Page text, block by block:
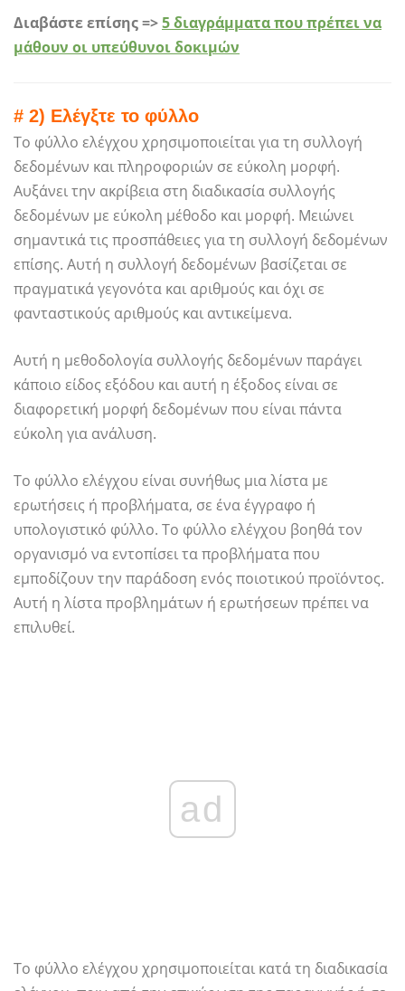
Διαβάστε επίσης =>5 διαγράμματα που πρέπει να
μάθουν οι υπεύθυνοι δοκιμών
# 2) Ελέγξτε το φύλλο
Το φύλλο ελέγχου χρησιμοποιείται για τη συλλογή
δεδομένων και πληροφοριών σε εύκολη μορφή.
Αυξάνει την ακρίβεια στη διαδικασία συλλογής
δεδομένων με εύκολη μέθοδο και μορφή. Μειώνει
σημαντικά τις προσπάθειες για τη συλλογή δεδομένων
επίσης. Αυτή η συλλογή δεδομένων βασίζεται σε
πραγματικά γεγονότα και αριθμούς και όχι σε
φανταστικούς αριθμούς και αντικείμενα.
Αυτή η μεθοδολογία συλλογής δεδομένων παράγει
κάποιο είδος εξόδου και αυτή η έξοδος είναι σε
διαφορετική μορφή δεδομένων που είναι πάντα
εύκολη για ανάλυση.
Το φύλλο ελέγχου είναι συνήθως μια λίστα με
ερωτήσεις ή προβλήματα, σε ένα έγγραφο ή
υπολογιστικό φύλλο. Το φύλλο ελέγχου βοηθά τον
οργανισμό να εντοπίσει τα προβλήματα που
εμποδίζουν την παράδοση ενός ποιοτικού προϊόντος.
Αυτή η λίστα προβλημάτων ή ερωτήσεων πρέπει να
επιλυθεί.
ad
Το φύλλο ελέγχου χρησιμοποιείται κατά τη διαδικασία